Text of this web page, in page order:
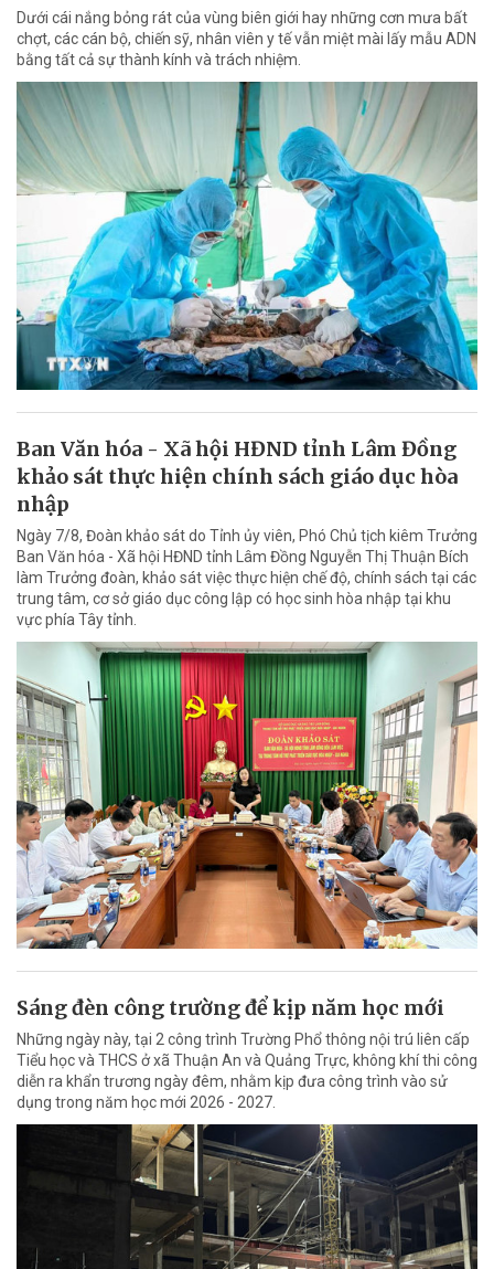
Dưới cái nắng bỏng rát của vùng biên giới hay những cơn mưa bất
chợt, các cán bộ, chiến sỹ, nhân viên y tế vẫn miệt mài lấy mẫu ADN
bằng tất cả sự thành kính và trách nhiệm.
Ban Văn hóa - Xã hội HĐND tỉnh Lâm Đồng
khảo sát thực hiện chính sách giáo dục hòa
nhập
Ngày 7/8, Đoàn khảo sát do Tỉnh ủy viên, Phó Chủ tịch kiêm Trưởng
Ban Văn hóa - Xã hội HĐND tỉnh Lâm Đồng Nguyễn Thị Thuận Bích
làm Trưởng đoàn, khảo sát việc thực hiện chế độ, chính sách tại các
trung tâm, cơ sở giáo dục công lập có học sinh hòa nhập tại khu
vực phía Tây tỉnh.
Sáng đèn công trường để kịp năm học mới
Những ngày này, tại 2 công trình Trường Phổ thông nội trú liên cấp
Tiểu học và THCS ở xã Thuận An và Quảng Trực, không khí thi công
diễn ra khẩn trương ngày đêm, nhằm kịp đưa công trình vào sử
dụng trong năm học mới 2026 - 2027.